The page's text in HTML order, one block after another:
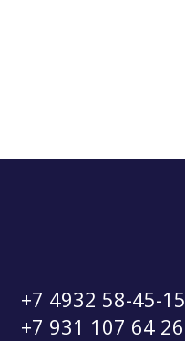
+7 4932 58-45-15
+7 931 107 64 26